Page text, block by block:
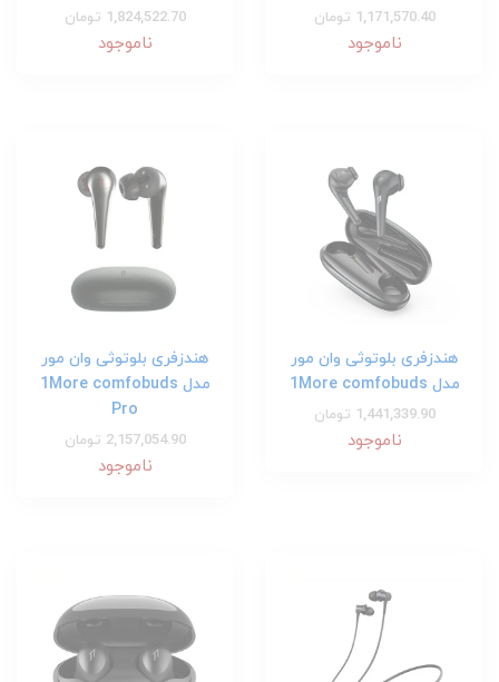
1,171,570.40 تومان
ناموجود
1,824,522.70 تومان
ناموجود
هندزفری بلوتوثی وان مور
مدل 1More comfobuds
1,441,339.90 تومان
ناموجود
هندزفری بلوتوثی وان مور
مدل 1More comfobuds
Pro
2,157,054.90 تومان
ناموجود